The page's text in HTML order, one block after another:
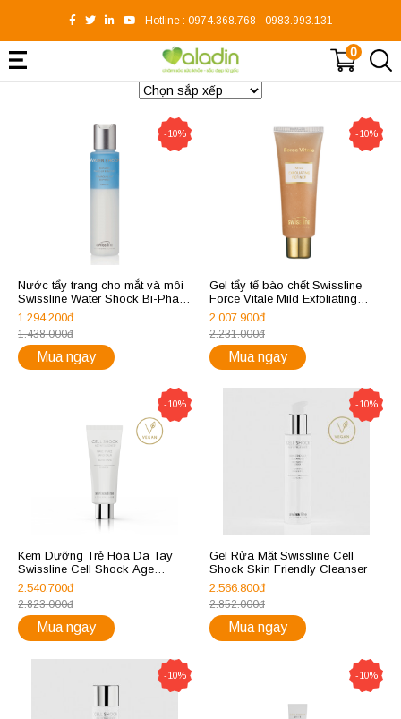
Hotline : 0974.368.768 - 0983.993.131
0
-10%
Nước tẩy trang cho mắt và môi
Swissline Water Shock Bi-Phase
Make-Up Remover Eyes & Lips
– REF.1705
1.294.200đ
1.438.000đ
Mua ngay
-10%
Gel tẩy tế bào chết Swissline
Force Vitale Mild Exfoliating
Refiner – REF.1104
2.007.900đ
2.231.000đ
Mua ngay
-10%
Kem Dưỡng Trẻ Hóa Da Tay
Swissline Cell Shock Age
Intelligence Make-Peace Hand
Cream
2.540.700đ
2.823.000đ
Mua ngay
-10%
Gel Rửa Mặt Swissline Cell
Shock Skin Friendly Cleanser
2.566.800đ
2.852.000đ
Mua ngay
-10% -10%